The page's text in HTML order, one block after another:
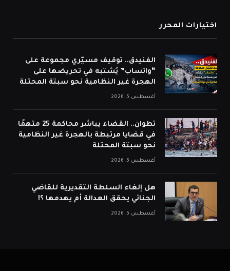
اختيارات المحرر
الفنيدق.. توقيف مسيّري مجموعة على
“واتساب” يُشتبه في تحريضها على
الهجرة غير النظامية نحو سبتة المحتلة
أغسطس 5, 2026
تطوان.. القضاء يباشر محاكمة 25 متهمًا
في قضايا مرتبطة بالهجرة غير النظامية
نحو سبتة المحتلة
أغسطس 5, 2026
هل إلغاء السلطة التقديرية للقاضي
الجنائي يحقق العدالة أم يهدمها ؟!
أغسطس 5, 2026